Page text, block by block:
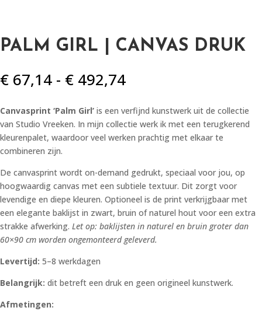
PALM GIRL | CANVAS DRUK
€ 67,14 - € 492,74Prijsklasse:
tot
€ 492,74
Canvasprint ‘Palm Girl’ is een verfijnd kunstwerk uit de collectie
van Studio Vreeken. In mijn collectie werk ik met een terugkerend
kleurenpalet, waardoor veel werken prachtig met elkaar te
combineren zijn.
De canvasprint wordt on-demand gedrukt, speciaal voor jou, op
hoogwaardig canvas met een subtiele textuur. Dit zorgt voor
levendige en diepe kleuren. Optioneel is de print verkrijgbaar met
een elegante baklijst in zwart, bruin of naturel hout voor een extra
strakke afwerking. Let op: baklijsten in naturel en bruin groter dan
60×90 cm worden ongemonteerd geleverd.
Levertijd: 5–8 werkdagen
Belangrijk: dit betreft een druk en geen origineel kunstwerk.
Afmetingen: